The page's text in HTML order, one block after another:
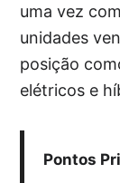
uma vez
unidades
posição
elétricos e
Pontos